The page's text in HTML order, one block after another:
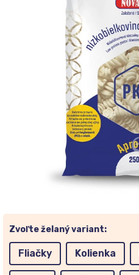
Zvoľte želaný variant:
Fliačky Kolienka